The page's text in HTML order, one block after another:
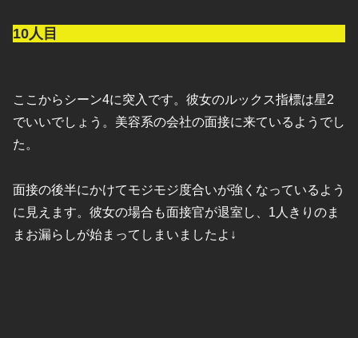
10人目
ここからシーン4に突入です。彼女のルックス指標は星2
でいいでしょう。美容系の会社の面接に来ているようでし
た。
面接の後半にかけてモジモジ度合いが強くなっているよう
に見えます。彼女の場合も面接官が退室し、1人きりのま
まお漏らしが始まってしまいましたよ↓